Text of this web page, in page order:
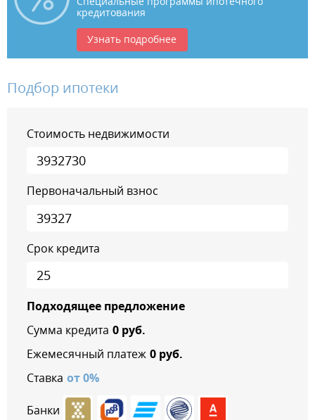
кредитования
Узнать подробнее
Подбор ипотеки
Стоимость недвижимости
Первоначальный взнос
Срок кредита
Подходящее предложение
Сумма кредита 0руб.
Ежемесячный платеж 0руб.
Ставка от0%
Банки